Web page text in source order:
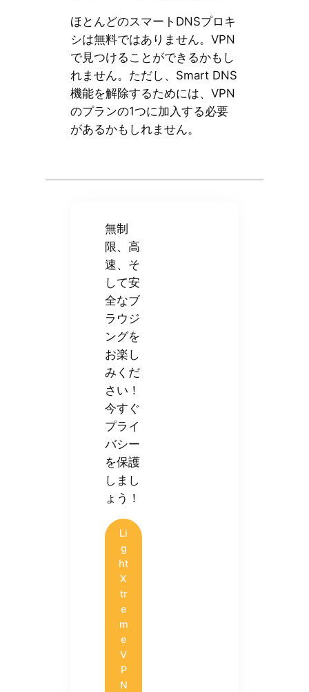
ほとんどのスマートDNSプロキ
シは無料ではありません。VPN
で見つけることができるかもし
れません。ただし、Smart DNS
機能を解除するためには、VPN
のプランの1つに加入する必要
があるかもしれません。
無制
限、高
速、そ
して安
全なブ
ラウジ
ングを
お楽し
みくだ
さい！
今すぐ
プライ
バシー
を保護
しまし
ょう！
Li
g
ht
X
tr
e
m
e
V
P
N